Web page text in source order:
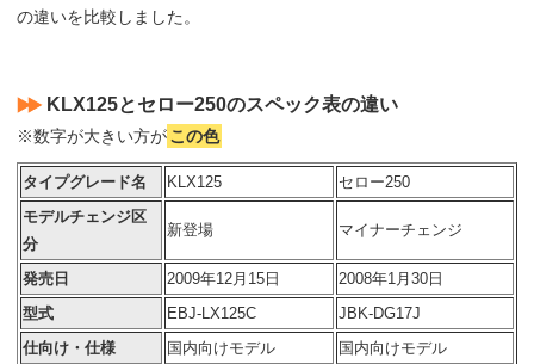
の違いを比較しました。
KLX125とセロー250のスペック表の違い
※数字が大きい方がこの色
タイプグレード名 KLX125
セロー250
モデルチェンジ区
分
新登場 マイナーチェンジ
発売日 2009年12月15日
2008年1月30日
型式
EBJ-LX125C
JBK-DG17J
仕向け・仕様
国内向けモデル
国内向けモデル